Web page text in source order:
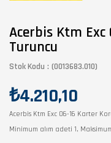
Acerbis Ktm
Turuncu
Stok Kodu (0013683.010)
₺4.210,10
Acerbis Ktm Exc 06-16 Karter
Minimum alım adeti 1,